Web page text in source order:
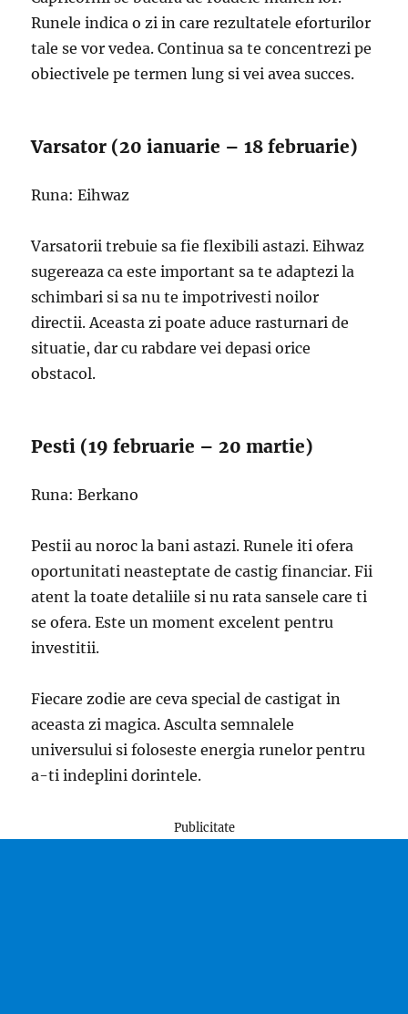
Runele indica o zi in care rezultatele eforturilor
tale se vor vedea. Continua sa te concentrezi pe
obiectivele pe termen lung si vei avea succes.
Varsator (20 ianuarie – 18 februarie)
Runa: Eihwaz
Varsatorii trebuie sa fie flexibili astazi. Eihwaz
sugereaza ca este important sa te adaptezi la
schimbari si sa nu te impotrivesti noilor
directii. Aceasta zi poate aduce rasturnari de
situatie, dar cu rabdare vei depasi orice
obstacol.
Pesti (19 februarie – 20 martie)
Runa: Berkano
Pestii au noroc la bani astazi. Runele iti ofera
oportunitati neasteptate de castig financiar. Fii
atent la toate detaliile si nu rata sansele care ti
se ofera. Este un moment excelent pentru
investitii.
Fiecare zodie are ceva special de castigat in
aceasta zi magica. Asculta semnalele
universului si foloseste energia runelor pentru
a-ti indeplini dorintele.
Publicitate